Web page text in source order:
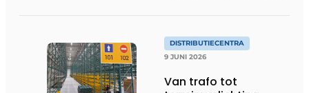
DISTRIBUTIECENTRA
9 JUNI 2026
Van trafo tot